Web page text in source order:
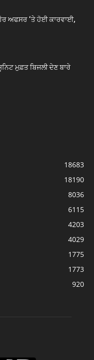
ਅਫਸਰ ‘ਤੇ ਹੋਈ ਕਾਰਵਾਈ,
ਮੁਫ਼ਤ ਬਿਜਲੀ ਦੇਣ ਬਾਰੇ
18683
18190
8036
6115
4203
4029
1775
1773
920